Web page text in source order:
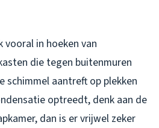
vooral in hoeken van
die tegen buitenmuren
schimmel aantreft op plekken
optreedt, denk aan de
dan is er vrijwel zeker